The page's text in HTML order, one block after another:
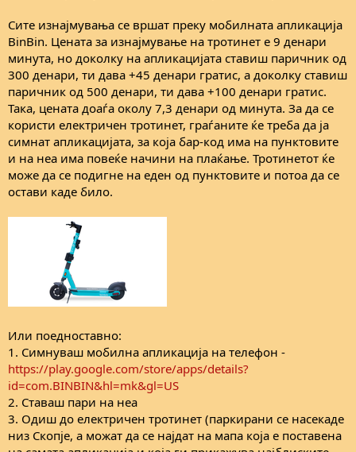
Сите изнајмувања се вршат преку мобилната апликација
BinBin. Цената за изнајмување на тротинет е 9 денари
минута, но доколку на апликацијата ставиш паричник од
300 денари, ти дава +45 денари гратис, а доколку ставиш
паричник од 500 денари, ти дава +100 денари гратис.
Така, цената доаѓа околу 7,3 денари од минута. За да се
користи електричен тротинет, граѓаните ќе треба да ја
симнат апликацијата, за која бар-код има на пунктовите
и на неа има повеќе начини на плаќање. Тротинетот ќе
може да се подигне на еден од пунктовите и потоа да се
остави каде било.
Или поедноставно:
1. Симнуваш мобилна апликација на телефон -
https://play.google.com/store/apps/details?
id=com.BINBIN&hl=mk&gl=US
2. Ставаш пари на неа
3. Одиш до електричен тротинет (паркирани се насекаде
низ Скопје, а можат да се најдат на мапа која е поставена